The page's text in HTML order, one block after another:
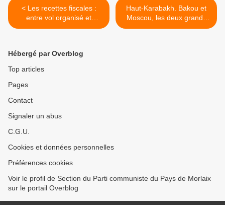
< Les recettes fiscales :
entre vol organisé et
déséquilibre structurel de
Progressistes)
Haut-Karabakh. Bakou et
Moscou, les deux grands
vainqueurs de la trêve -
Hébergé par Overblog
Top articles
Pages
Contact
Signaler un abus
C.G.U.
Cookies et données personnelles
Préférences cookies
Voir le profil de Section du Parti communiste du Pays de Morlaix
sur le portail Overblog